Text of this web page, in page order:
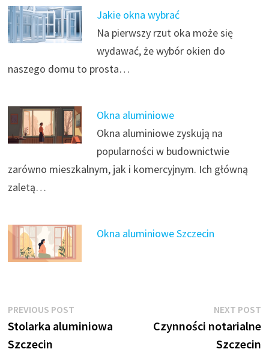
Jakie okna wybrać
Na pierwszy rzut oka może się
wydawać, że wybór okien do
naszego domu to prosta…
Okna aluminiowe
Okna aluminiowe zyskują na
popularności w budownictwie
zarówno mieszkalnym, jak i komercyjnym. Ich główną
zaletą…
Okna aluminiowe Szczecin
Nawigacja
wpisu
PREVIOUS POSTPrevious
post:
Stolarka aluminiowa
Szczecin
NEXT POST
Czynności notarialne
Szczecin